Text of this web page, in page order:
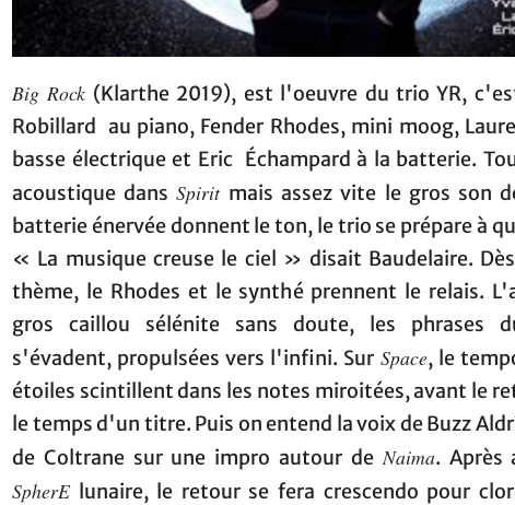
Big Rock (Klarthe 2019), est l'oeuvre du trio YR,
Robillard au piano, Fender Rhodes, mini moog,
basse électrique et Eric Échampard à la batterie.
acoustique dansSpirit mais assez vite le gros son
batterie énervée donnent le ton, le trio se prépare à
« La musique creuse le ciel » disait Baudelaire.
thème, le Rhodes et le synthé prennent le relais.
gros caillou sélénite sans doute, les phrases
s'évadent, propulsées vers l'infini. Sur Space, le
étoiles scintillent dans les notes miroitées, avant le
le temps d'un titre. Puis on entend la voix de Buzz
de Coltrane sur une impro autour deNaima. Après
SpherE lunaire, le retour se fera crescendo pour